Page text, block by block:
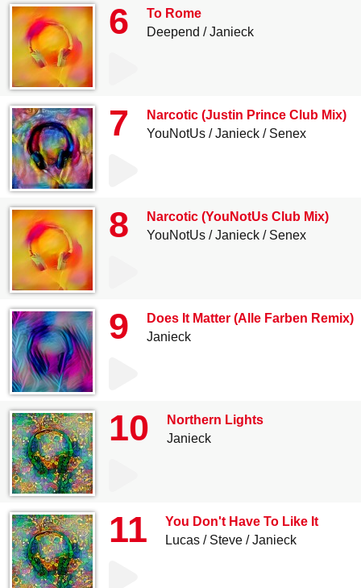
6
To Rome
Deepend
Janieck
7
Narcotic (Justin Prince Club Mix)
YouNotUs
Janieck Senex
8
Narcotic (YouNotUs Club Mix)
YouNotUs
Janieck Senex
9
Does It Matter (Alle Farben Remix)
Janieck
10
Northern Lights
Janieck
11
You Don't Have To Like It
Lucas
Steve Janieck